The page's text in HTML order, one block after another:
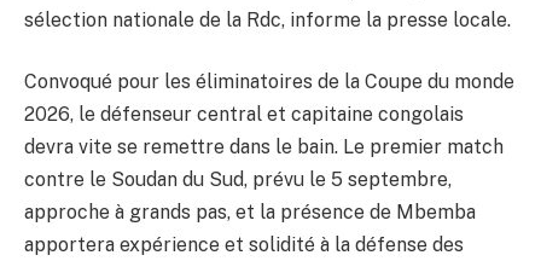
sélection nationale de la Rdc, informe la presse locale.
Convoqué pour les éliminatoires de la Coupe du monde
2026, le défenseur central et capitaine congolais
devra vite se remettre dans le bain. Le premier match
contre le Soudan du Sud, prévu le 5 septembre,
approche à grands pas, et la présence de Mbemba
apportera expérience et solidité à la défense des